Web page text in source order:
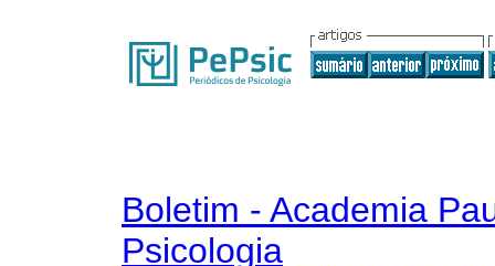
Boletim - Academia
Psicologia